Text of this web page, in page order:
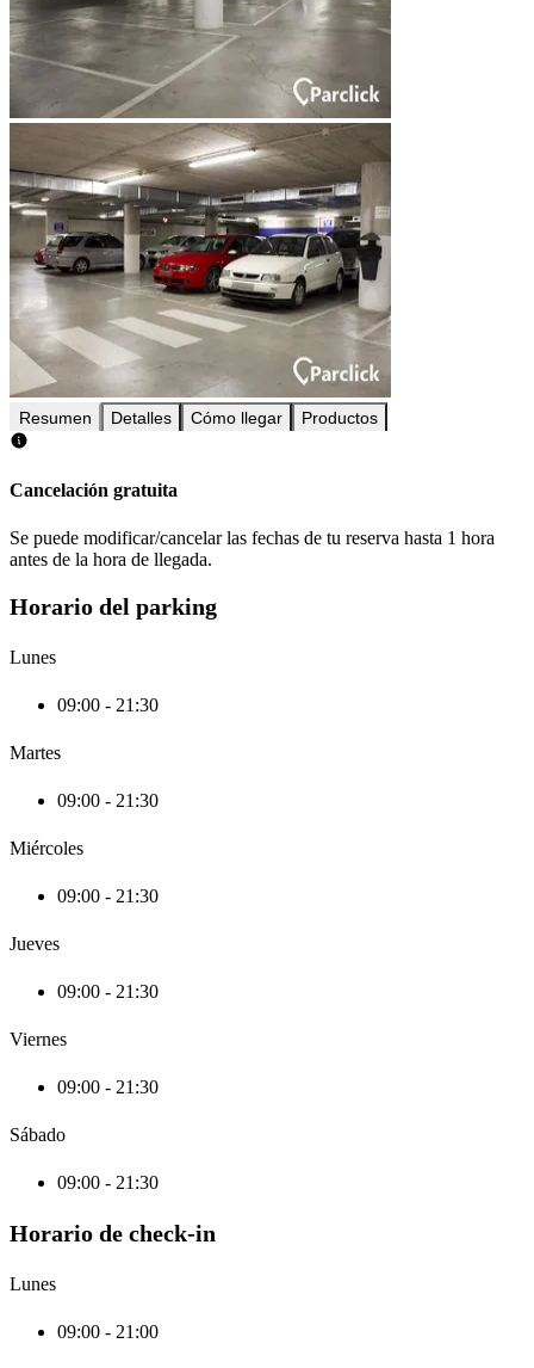
Resumen Detalles Cómo llegar Productos
Cancelación gratuita
Se puede modificar/cancelar las fechas de tu reserva hasta 1 hora
antes de la hora de llegada.
Horario del parking
Lunes
09:00 - 21:30
Martes
09:00 - 21:30
Miércoles
09:00 - 21:30
Jueves
09:00 - 21:30
Viernes
09:00 - 21:30
Sábado
09:00 - 21:30
Horario de check-in
Lunes
09:00 - 21:00